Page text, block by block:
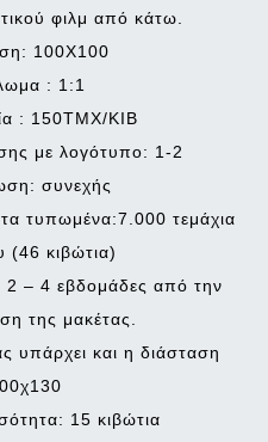
φιλμ από κάτω.
100X100
: 1:1
: 150ΤΜΧ/ΚΙΒ
με λογότυπο: 1-2
συνεχής
τυπωμένα:7.000 τεμάχια
(46 κιβώτια)
– 4 εβδομάδες από την
της μακέτας.
υπάρχει και η διάσταση
15 κιβώτια